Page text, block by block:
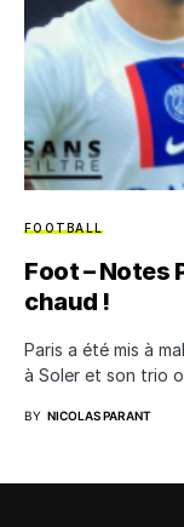
FOOTBALL
Foot – Notes
chaud !
Paris a été mis à
à Soler et son trio
BY NICOLAS PARANT